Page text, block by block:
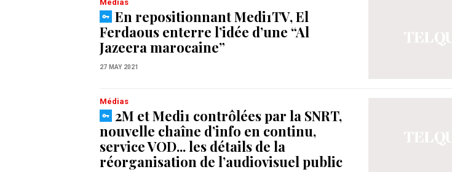
Médias
En repositionnant Medi1TV, El
Ferdaous enterre l’idée d’une “Al
Jazeera marocaine”
27 MAY 2021
Médias
2M et Medi1 contrôlées par la SNRT,
nouvelle chaîne d’info en continu,
service VOD... les détails de la
réorganisation de l’audiovisuel public